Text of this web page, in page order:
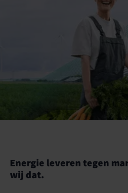
Energie leveren tegen
wij dat.